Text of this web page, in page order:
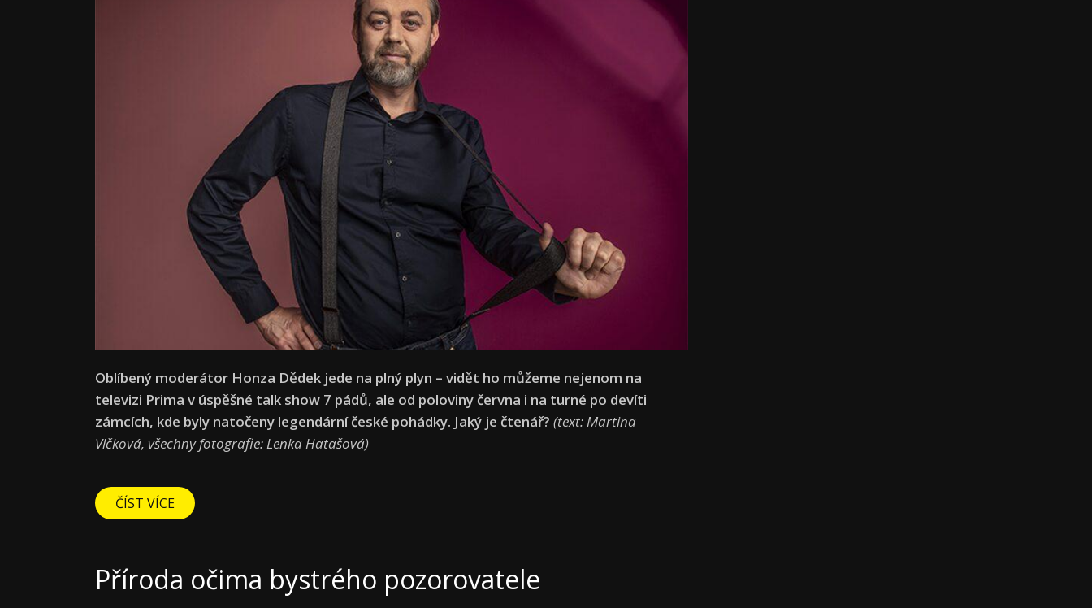
Oblíbený moderátor Honza Dědek jede na plný plyn – vidět ho můžeme nejenom na
televizi Prima v úspěšné talk show 7 pádů, ale od poloviny června i na turné po devíti
zámcích, kde byly natočeny legendární české pohádky. Jaký je čtenář? (text:Martina
Vlčková, všechnyfotografie: Lenka Hatašová)
ČÍST VÍCE
Příroda očima bystrého pozorovatele